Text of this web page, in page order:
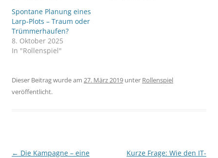
Spontane Planung eines
Larp-Plots – Traum oder
Trümmerhaufen?
8. Oktober 2025
In "Rollenspiel"
Dieser Beitrag wurde am 27. März 2019 unter Rollenspiel
veröffentlicht.
Beitragsnavigation
← Die Kampagne – eine
Kurze Frage: Wie den IT-